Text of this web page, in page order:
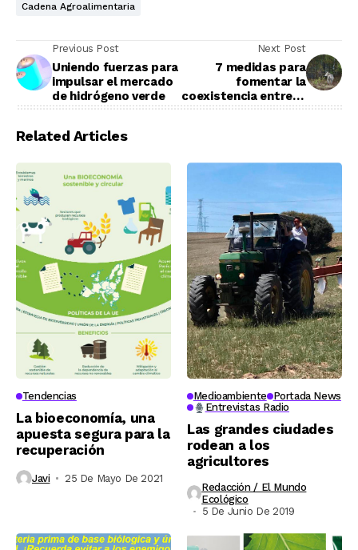
Cadena Agroalimentaria
Previous Post
Uniendo fuerzas para
impulsar el mercado
de hidrógeno verde
Next Post
7 medidas para
fomentar la
coexistencia entre el
Related Articles
Tendencias
La bioeconomía, una
apuesta segura para la
recuperación
Javi 25 De Mayo De 2021
Medioambiente Portada News
Entrevistas Radio
Las grandes ciudades
rodean a los
agricultores
Redacción / El Mundo
Ecológico
5 De Junio De 2019